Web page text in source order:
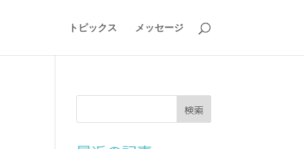
トピックス メッセージ
検索